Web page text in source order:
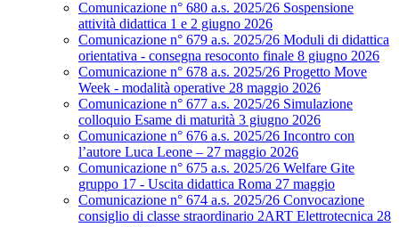
Comunicazione n° 680 a.s. 2025/26 Sospensione
attività didattica 1 e 2 giugno 2026
Comunicazione n° 679 a.s. 2025/26 Moduli di didattica
orientativa - consegna resoconto finale 8 giugno 2026
Comunicazione n° 678 a.s. 2025/26 Progetto Move
Week - modalità operative 28 maggio 2026
Comunicazione n° 677 a.s. 2025/26 Simulazione
colloquio Esame di maturità 3 giugno 2026
Comunicazione n° 676 a.s. 2025/26 Incontro con
l’autore Luca Leone – 27 maggio 2026
Comunicazione n° 675 a.s. 2025/26 Welfare Gite
gruppo 17 - Uscita didattica Roma 27 maggio
Comunicazione n° 674 a.s. 2025/26 Convocazione
consiglio di classe straordinario 2ART Elettrotecnica 28